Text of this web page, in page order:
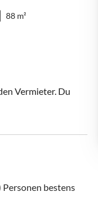
88 m²
Vermieter. Du
Personen bestens